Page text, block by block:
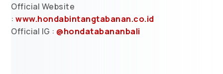
Official Website
:www.hondabintangtabanan.co.id
Official IG : @hondatabananbali